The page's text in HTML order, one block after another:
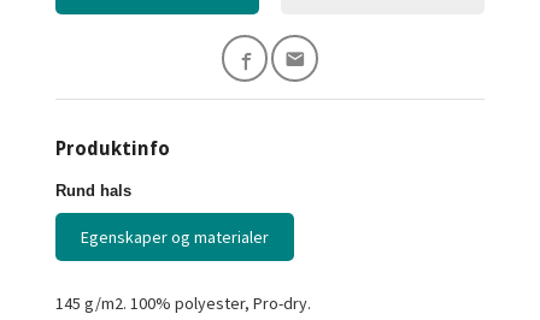
Produktinfo
Rund hals
Egenskaper og materialer
145 g/m2. 100% polyester, Pro-dry.